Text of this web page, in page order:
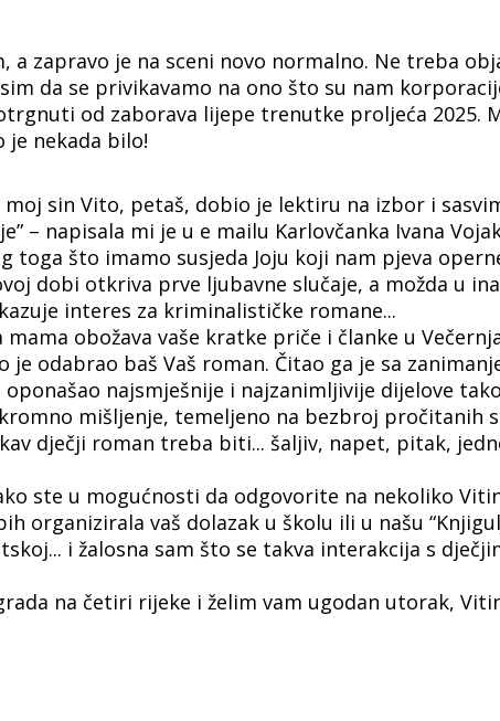
a zapravo je na sceni novo normalno. Ne treba
da se privikavamo na ono što su nam
od zaborava lijepe trenutke proljeća 2025.
je nekada bilo!
moj sin Vito, petaš, dobio je lektiru na izbor i
– napisala mi je u e mailu Karlovčanka Ivana
toga što imamo susjeda Joju koji nam pjeva
dobi otkriva prve ljubavne slučaje, a možda u
interes za kriminalističke romane...
obožava vaše kratke priče i članke u
odabrao baš Vaš roman. Čitao ga je sa
najsmješnije i najzanimljivije dijelove
mišljenje, temeljeno na bezbroj pročitanih
dječji roman treba biti... šaljiv, napet, pitak,
ste u mogućnosti da odgovorite na nekoliko
organizirala vaš dolazak u školu ili u našu
i žalosna sam što se takva interakcija s
na četiri rijeke i želim vam ugodan utorak,